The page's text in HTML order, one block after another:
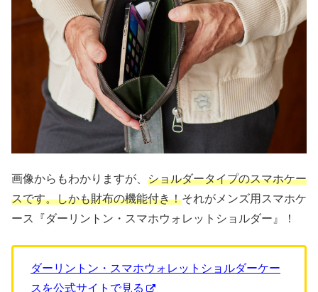
画像からもわかりますが、 ショルダータイプのスマホケー
スです。しかも財布の機能付き！それがメンズ用スマホケ
ース『ダーリントン・スマホウォレットショルダー』！
ダーリントン・スマホウォレットショルダーケー
スを公式サイトで見る